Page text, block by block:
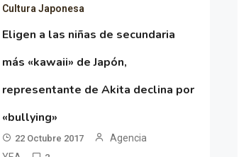
Cultura Japonesa
Eligen a las niñas de secundaria
más «kawaii» de Japón,
representante de Akita declina por
«bullying»
22 Octubre 2017
Agencia